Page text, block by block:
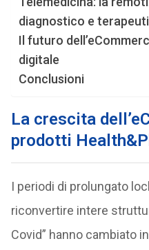
diagnostico e
Il futuro
digitale
Conclusioni
La crescita
prodotti
I periodi di prolungato
riconvertire intere
Covid” hanno cambiato